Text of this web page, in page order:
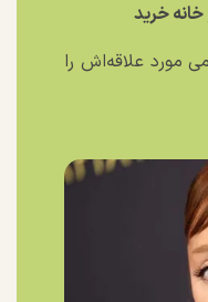
خرید
مورد علاقه‌اش را